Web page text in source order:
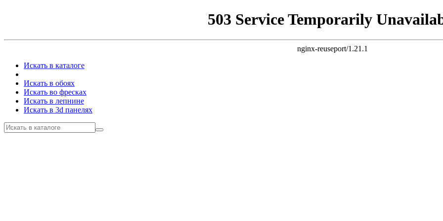
503 Service Temporarily
nginx-reuseport/1.21.1
Искать в каталоге
Искать в обоях
Искать во фресках
Искать в лепнине
Искать в 3d панелях